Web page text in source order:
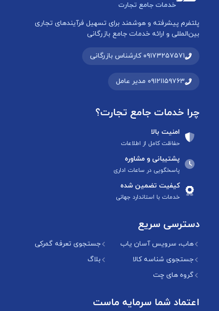
خدمات جامع تجارت
پلتفرم پیشرفته و هوشمند برای تسهیل فرآیندهای تجاری
بین‌المللی و ارائه خدمات جامع بازرگانی
۰۹۱۷۳۲۵۷۵۷۱ کارشناس بازرگانی
۰۹۱۲۱۱۵۹۷۶۳ مدیر عامل
چرا خدمات جامع تجارت؟
امنیت بالا
حفاظت کامل از اطلاعات
پشتیبانی و مشاوره
پاسخگویی در ساعات اداری
کیفیت تضمین شده
خدمات با استاندارد جهانی
دسترسی سریع
هاب، سرویس آسان یاب
جستجوی تعرفه گمرکی
جستجوی شناسه کالا
بلاگ
گروه های چت
اعتماد شما سرمایه ماست